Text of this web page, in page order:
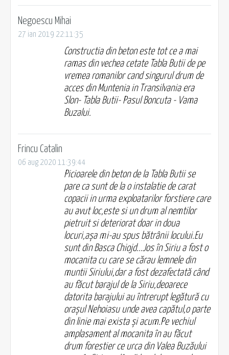
Negoescu Mihai
27 ian 2019 22:11:35
Constructia din beton este tot ce a mai
ramas din vechea cetate Tabla Butii de pe
vremea romanilor cand singurul drum de
acces din Muntenia in Transilvania era
Slon- Tabla Butii- Pasul Boncuta - Vama
Buzalui.
Frincu Catalin
06 aug 2020 11:39:44
Picioarele din beton de la Tabla Butii se
pare ca sunt de la o instalatie de carat
copacii in urma exploatarilor forstiere care
au avut loc,este si un drum al nemtilor
pietruit si deteriorat doar in doua
locuri,așa mi-au spus bătrânii locului.Eu
sunt din Basca Chiojd...Jos în Siriu a fost o
mocanita cu care se cărau lemnele din
muntii Siriului,dar a fost dezafectată când
au făcut barajul de la Siriu,deoarece
datorita barajului au întrerupt legătură cu
orașul Nehoiasu unde avea capătul,o parte
din linie mai exista și acum.Pe vechiul
amplasament al mocanita în au făcut
drum forestier ce urca din Valea Buzăului